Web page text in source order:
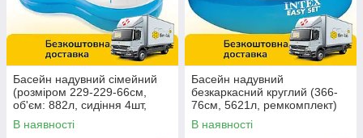
Басейн надувний сімейний
(розміром 229-229-66см,
об'єм: 882л, сидіння 4шт,
підсклянники 2шт) Intex
56475
В наявності
Басейн надувний
безкаркасний круглий (366-
76см, 5621л, ремкомплект)
Intex 28130 Блакитний
В наявності